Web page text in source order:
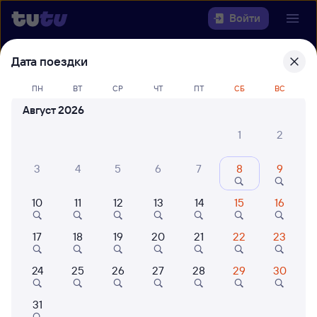
Войти
Выберите день, чтобы найти
билеты Раненбург — Саратов-1 Пасс.
Откуда
Кто едет
Найти поезда
Дата поездки
ПН ВТ СР ЧТ ПТ СБ ВС
Август 2026
1
2
3 4 5 6 7 8 9
10 11 12 13 14 15 16
17 18 19 20 21 22 23
24 25 26 27 28 29 30
31